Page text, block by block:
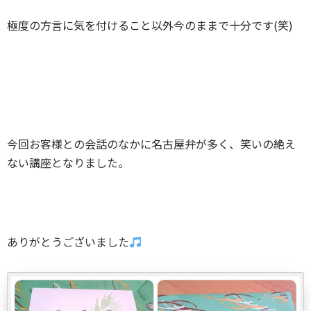
極度の方言に気を付けること以外今のままで十分です(笑)
今回お客様との会話のなかに名古屋弁が多く、笑いの絶え
ない講座となりました。
ありがとうございました